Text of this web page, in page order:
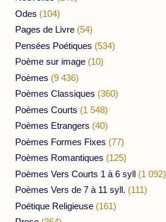
Odes (104)
Pages de Livre (54)
Pensées Poétiques (534)
Poème sur image (10)
Poèmes (9 436)
Poèmes Classiques (360)
Poèmes Courts (1 548)
Poèmes Etrangers (40)
Poèmes Formes Fixes (77)
Poèmes Romantiques (125)
Poèmes Vers Courts 1 à 6 syll (1 092)
Poèmes Vers de 7 à 11 syll. (111)
Poétique Religieuse (161)